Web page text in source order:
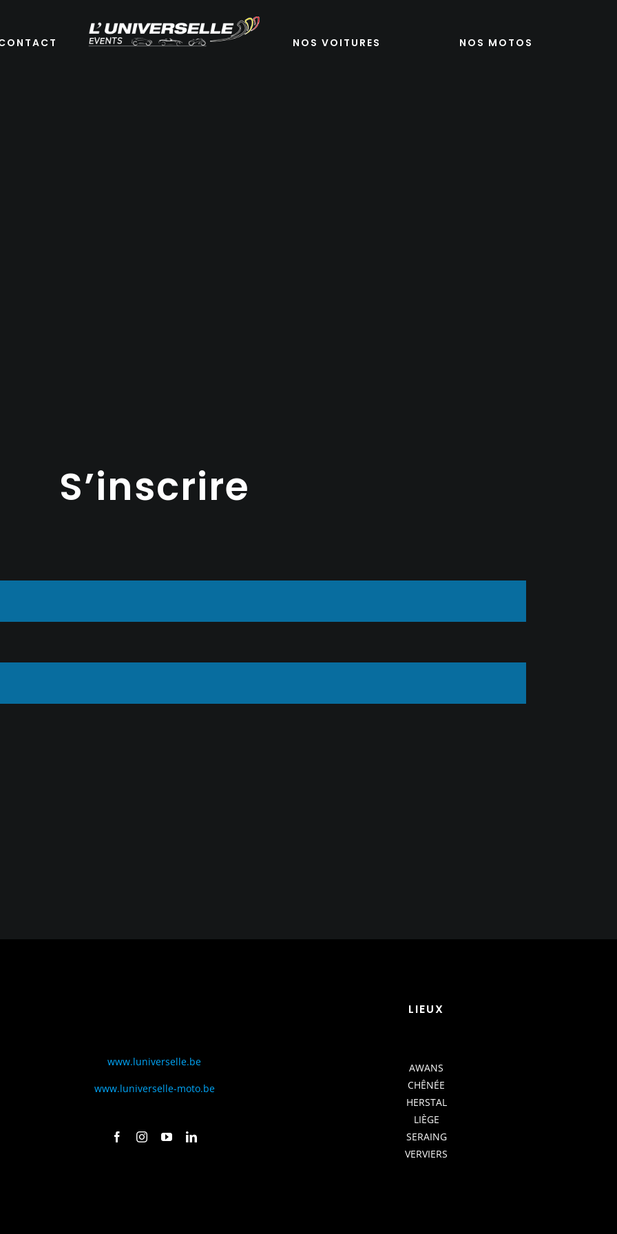
NOS VOITURES NOS MOTOS
S’inscrire
www.luniverselle.be
www.luniverselle-moto.be
LIEUX
AWANS
CHÊNÉE
HERSTAL
LIÈGE
SERAING
VERVIERS